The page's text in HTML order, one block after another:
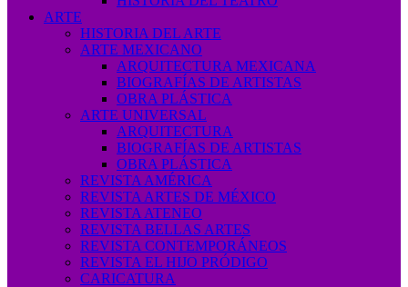
ARTE
HISTORIA DEL ARTE
ARTE MEXICANO
ARQUITECTURA MEXICANA
BIOGRAFÍAS DE ARTISTAS
OBRA PLÁSTICA
ARTE UNIVERSAL
ARQUITECTURA
BIOGRAFÍAS DE ARTISTAS
OBRA PLÁSTICA
REVISTA AMÉRICA
REVISTA ARTES DE MÉXICO
REVISTA ATENEO
REVISTA BELLAS ARTES
REVISTA CONTEMPORÁNEOS
REVISTA EL HIJO PRÓDIGO
CARICATURA